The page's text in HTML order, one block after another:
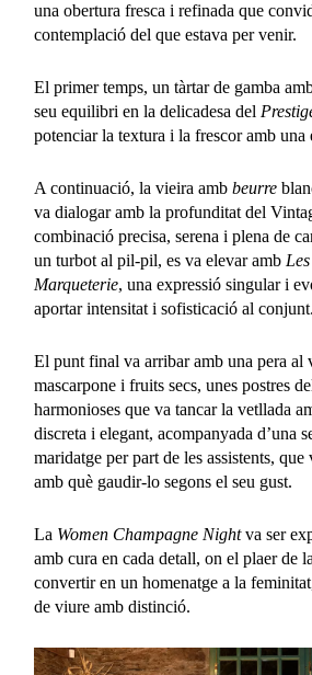
una obertura fresca i refinada que
contemplació del que estava per venir.
El primer temps, un tàrtar de gamba
seu equilibri en la delicadesa del
potenciar la textura i la frescor amb una
A continuació, la vieira ambbeurre
va dialogar amb la profunditat del
combinació precisa, serena i plena de
un turbot al pil-pil, es va elevar amb
Marqueterie, una expressió singular i
aportar intensitat i sofisticació al conjunt.
El punt final va arribar amb una pera al
mascarpone i fruits secs,unes postres
harmoniosesque va tancar la vetllada
discreta i elegant,acompanyada d’una
maridatge per part de les assistents,
amb què gaudir-lo segons el seu gust.
La Women ChampagneNightva ser
amb cura en cada detall, on el plaer de
convertir en un homenatge a la
de viure amb distinció.